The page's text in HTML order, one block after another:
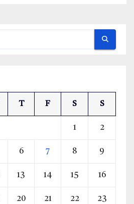
T F S S
1 2
6 7 8 9
13 14 15 16
20 21 22 23